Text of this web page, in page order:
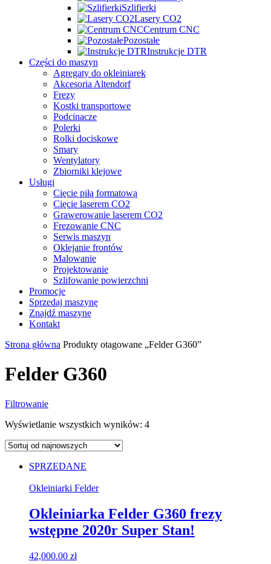
Szlifierki
Lasery CO2
Centrum CNC
Pozostałe
Instrukcje DTR
Części do maszyn
Agregaty do okleiniarek
Akcesoria Altendorf
Frezy
Kostki transportowe
Podcinacze
Polerki
Rolki dociskowe
Smary
Wentylatory
Zbiorniki klejowe
Usługi
Cięcie piłą formatową
Cięcie laserem CO2
Grawerowanie laserem CO2
Frezowanie CNC
Serwis maszyn
Oklejanie frontów
Malowanie
Projektowanie
Szlifowanie powierzchni
Promocje
Sprzedaj maszynę
Znajdź maszynę
Kontakt
Strona główna Produkty otagowane „Felder G360”
Felder G360
Filtrowanie
Wyświetlanie wszystkich wyników: 4
SPRZEDANE
Okleiniarki Felder
Okleiniarka Felder G360 frezy
wstępne 2020r Super Stan!
42,000.00 zł